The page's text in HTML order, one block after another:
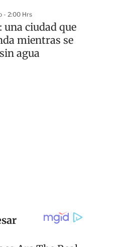
- 2:00 Hrs
una ciudad que
mientras se
agua